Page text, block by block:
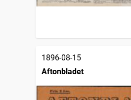
1896-08-15
Aftonbladet